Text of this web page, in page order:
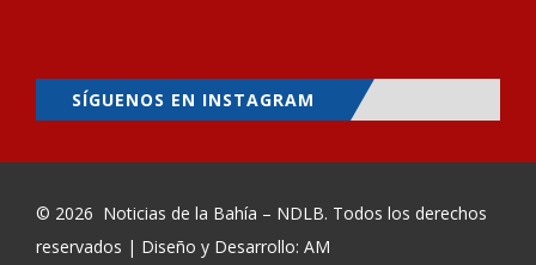
SÍGUENOS EN INSTAGRAM
© 2026 Noticias de la Bahía – NDLB. Todos los derechos
reservados | Diseño y Desarrollo: AM